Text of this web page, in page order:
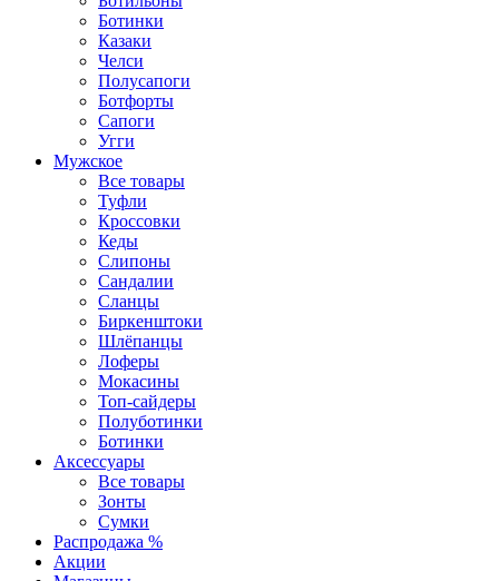
Ботинки
Казаки
Челси
Полусапоги
Ботфорты
Сапоги
Угги
Мужское
Все товары
Туфли
Кроссовки
Кеды
Слипоны
Сандалии
Сланцы
Биркенштоки
Шлёпанцы
Лоферы
Мокасины
Топ-сайдеры
Полуботинки
Ботинки
Аксессуары
Все товары
Зонты
Сумки
Распродажа %
Акции